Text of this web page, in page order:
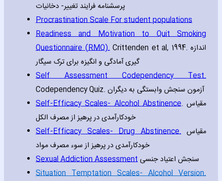
پرسشنامه فرایند تغییر- دخانیات
Procrastination Scale For student populations
Readiness and Motivation to Quit Smoking
Questionnaire (RMQ).Crittenden et al‚ 1994. اندازه
گیری آمادگی و انگیزه برای ترک سیگار
Self Assessment Codependency Test.
Codependency Quiz. آزمون سنجش وابستگی به دیگران
Self-Efficacy Scales- Alcohol Abstinence. مقیاس
خودکارآمدی در پرهیز از مصرف الکل
Self-Efficacy Scales- Drug Abstinence.مقیاس
خودکارآمدی در پرهیز از سوء مصرف مواد
Sexual Addiction Assessment سنجش اعتیاد جنسی
Situation Temptation Scales- Alcohol Version.